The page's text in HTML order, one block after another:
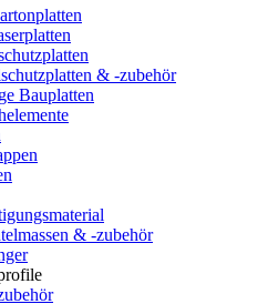
& -zubehör
Bauplatten
& -zubehör